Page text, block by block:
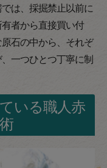
は、採掘禁止以前に
者から直接買い付
石の中から、それぞ
一つひとつ丁寧に制
いる職人赤